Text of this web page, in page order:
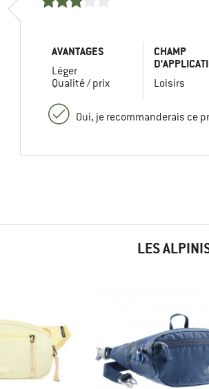
AVANTAGES
Léger
Qualité / prix
CHAMP
Loisirs
Oui, je recommanderais ce
LES